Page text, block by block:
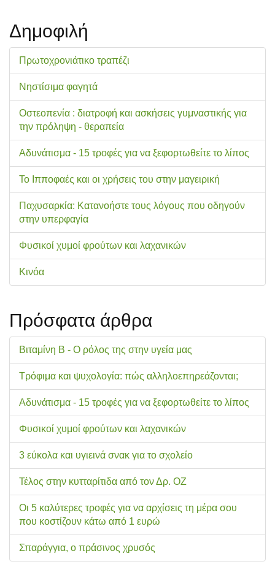
Δημοφιλή
Πρωτοχρονιάτικο τραπέζι
Νηστίσιμα φαγητά
Οστεοπενία : διατροφή και ασκήσεις γυμναστικής για
την πρόληψη - θεραπεία
Αδυνάτισμα - 15 τροφές για να ξεφορτωθείτε το λίπος
Το Ιπποφαές και οι χρήσεις του στην μαγειρική
Παχυσαρκία: Κατανοήστε τους λόγους που οδηγούν
στην υπερφαγία
Φυσικοί χυμοί φρούτων και λαχανικών
Κινόα
Πρόσφατα άρθρα
Βιταμίνη Β - Ο ρόλος της στην υγεία μας
Τρόφιμα και ψυχολογία: πώς αλληλοεπηρεάζονται;
Αδυνάτισμα - 15 τροφές για να ξεφορτωθείτε το λίπος
Φυσικοί χυμοί φρούτων και λαχανικών
3 εύκολα και υγιεινά σνακ για το σχολείo
Τέλος στην κυτταρίτιδα από τον Δρ. ΟΖ
Οι 5 καλύτερες τροφές για να αρχίσεις τη μέρα σου
που κοστίζουν κάτω από 1 ευρώ
Σπαράγγια, ο πράσινος χρυσός